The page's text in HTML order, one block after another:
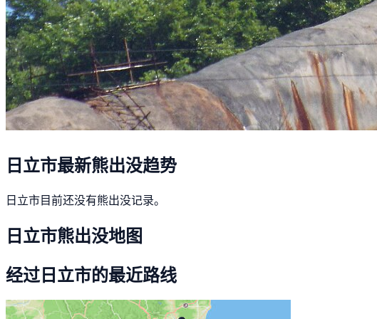
日立市最新熊出没趋势
日立市目前还没有熊出没记录。
日立市熊出没地图
经过日立市的最近路线